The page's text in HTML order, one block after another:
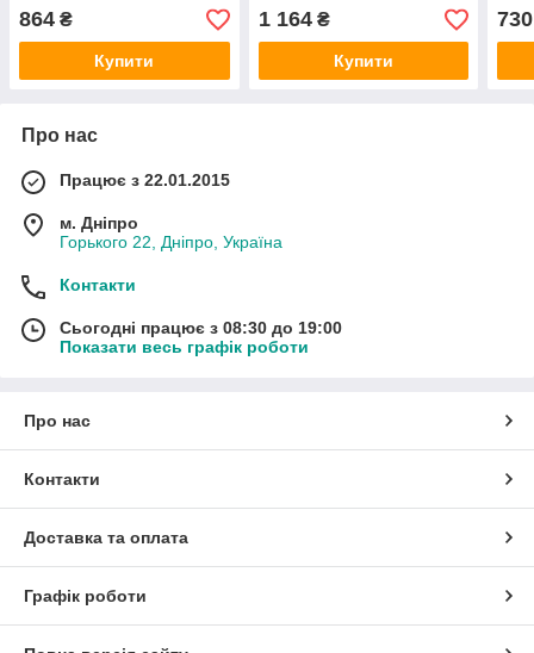
864 ₴
Купити
1 164₴
Купити
730
Про нас
Працює з 22.01.2015
м. Дніпро
Горького 22, Дніпро, Україна
Контакти
Сьогодні працює з 08:30 до 19:00
Показати весь графік роботи
Про нас
Контакти
Доставка та оплата
Графік роботи